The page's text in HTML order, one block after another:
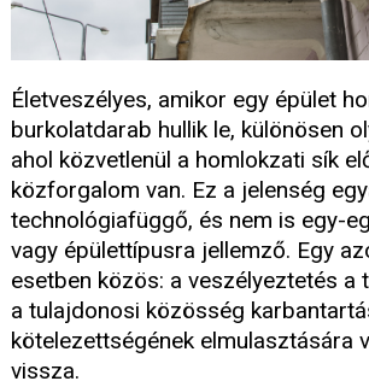
Életveszélyes, amikor egy épület
burkolatdarab hullik le, különösen
ahol közvetlenül a homlokzati sík
közforgalom van. Ez a jelenség
technológiafüggő, és nem is egy-
vagy épülettípusra jellemző. Egy
esetben közös: a veszélyeztetés a
a tulajdonosi közösség
kötelezettségének elmulasztására
vissza.